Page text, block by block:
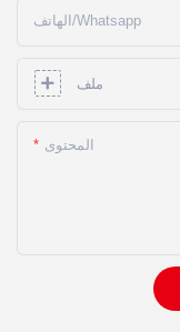
الهاتف/whatsapp
ملف
المحتوى